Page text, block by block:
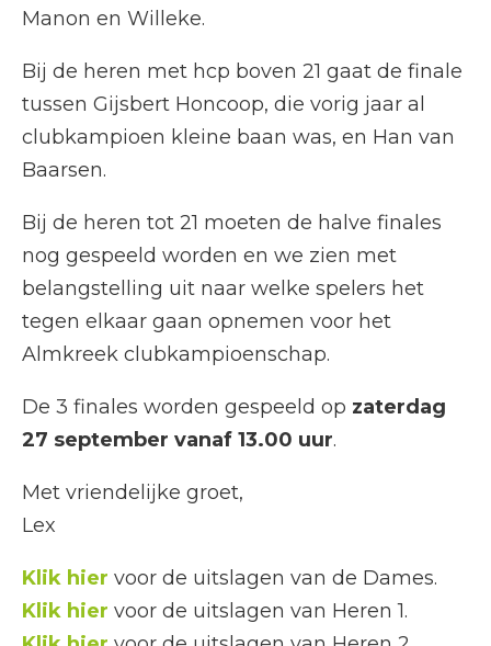
Manon en Willeke.
Bij de heren met hcp boven 21 gaat de finale
tussen Gijsbert Honcoop, die vorig jaar al
clubkampioen kleine baan was, en Han van
Baarsen.
Bij de heren tot 21 moeten de halve finales
nog gespeeld worden en we zien met
belangstelling uit naar welke spelers het
tegen elkaar gaan opnemen voor het
Almkreek clubkampioenschap.
De 3 finales worden gespeeld op zaterdag
27 september vanaf 13.00 uur.
Met vriendelijke groet,
Lex
Klik hier voor de uitslagen van de Dames.
Klik hier voor de uitslagen van Heren 1.